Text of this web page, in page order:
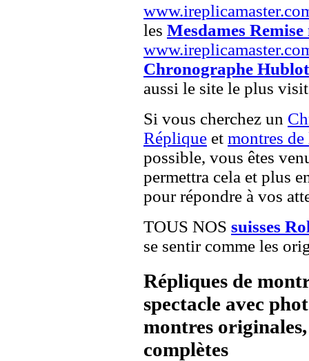
les Mesdames
Chronographe
aussi le site le plus
Si vous cherchez un
Réplique et montres
possible, vous êtes
permettra cela et plus
pour répondre à vos
TOUS NOS suisses
se sentir comme les
Répliques de
spectacle avec
montres
complètes